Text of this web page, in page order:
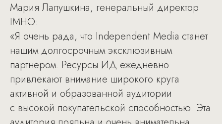
Мария Лапушкина, генеральный директор
IMHO:
«Я очень рада, что Independent Media станет
нашим долгосрочным эксклюзивным
партнером. Ресурсы ИД ежедневно
привлекают внимание широкого круга
активной и образованной аудитории
с высокой покупательской способностью. Эта